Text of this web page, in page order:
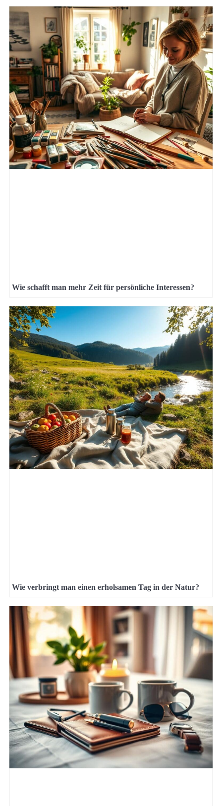
Wie schafft man mehr Zeit für persönliche Interessen?
Wie verbringt man einen erholsamen Tag in der Natur?